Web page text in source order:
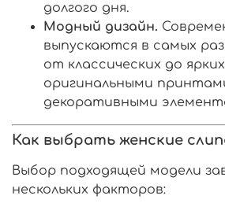
долгого дня.
Модный дизайн.
выпускаются в самых
от классических до
оригинальными
декоративными
Как выбрать женские
Выбор подходящей модели
нескольких факторов: